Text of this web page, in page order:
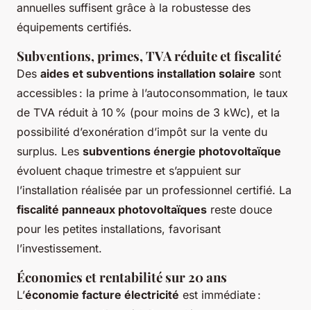
annuelles suffisent grâce à la robustesse des
équipements certifiés.
Subventions, primes, TVA réduite et fiscalité
Des aides et subventions installation solaire sont
accessibles : la prime à l’autoconsommation, le taux
de TVA réduit à 10 % (pour moins de 3 kWc), et la
possibilité d’exonération d’impôt sur la vente du
surplus. Les subventions énergie photovoltaïque
évoluent chaque trimestre et s’appuient sur
l’installation réalisée par un professionnel certifié. La
fiscalité panneaux photovoltaïques reste douce
pour les petites installations, favorisant
l’investissement.
Économies et rentabilité sur 20 ans
L’économie facture électricité est immédiate :